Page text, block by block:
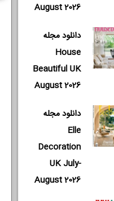
August 2026
دانلود مجله
House
Beautiful UK
August 2026
دانلود مجله
Elle
Decoration
UK July-
August 2026